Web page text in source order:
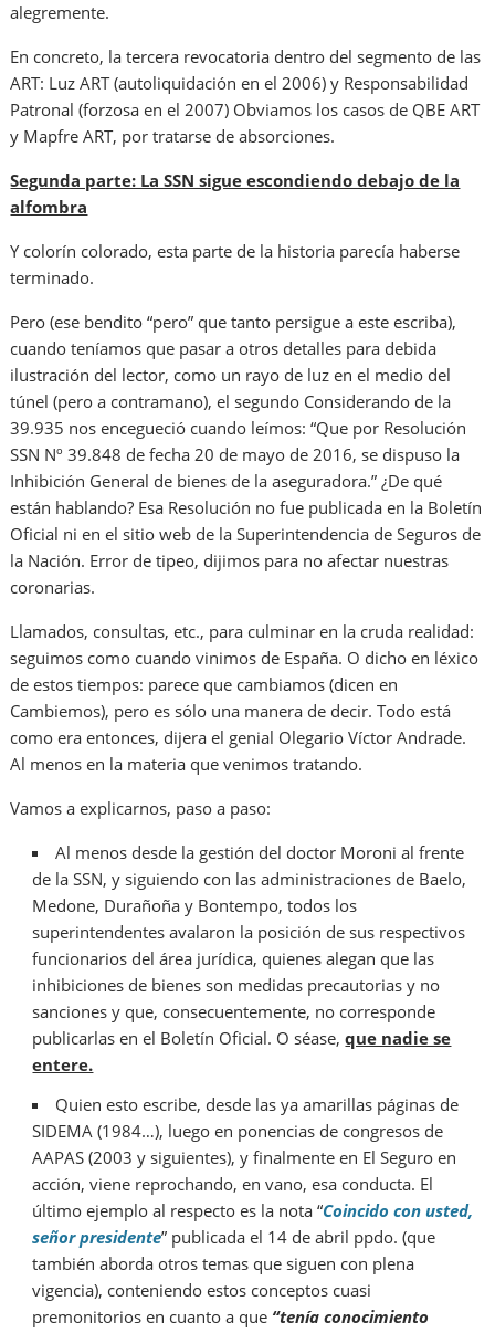
alegremente.
En concreto, la tercera revocatoria dentro del segmento de las
ART: Luz ART (autoliquidación en el 2006) y Responsabilidad
Patronal (forzosa en el 2007) Obviamos los casos de QBE ART
y Mapfre ART, por tratarse de absorciones.
Segunda parte: La SSN sigue escondiendo debajo de la
alfombra
Y colorín colorado, esta parte de la historia parecía haberse
terminado.
Pero (ese bendito “pero” que tanto persigue a este escriba),
cuando teníamos que pasar a otros detalles para debida
ilustración del lector, como un rayo de luz en el medio del
túnel (pero a contramano), el segundo Considerando de la
39.935 nos encegueció cuando leímos: “Que por Resolución
SSN Nº 39.848 de fecha 20 de mayo de 2016, se dispuso la
Inhibición General de bienes de la aseguradora.” ¿De qué
están hablando? Esa Resolución no fue publicada en la Boletín
Oficial ni en el sitio web de la Superintendencia de Seguros de
la Nación. Error de tipeo, dijimos para no afectar nuestras
coronarias.
Llamados, consultas, etc., para culminar en la cruda realidad:
seguimos como cuando vinimos de España. O dicho en léxico
de estos tiempos: parece que cambiamos (dicen en
Cambiemos), pero es sólo una manera de decir. Todo está
como era entonces, dijera el genial Olegario Víctor Andrade.
Al menos en la materia que venimos tratando.
Vamos a explicarnos, paso a paso:
Al menos desde la gestión del doctor Moroni al frente
de la SSN, y siguiendo con las administraciones de Baelo,
Medone, Durañoña y Bontempo, todos los
superintendentes avalaron la posición de sus respectivos
funcionarios del área jurídica, quienes alegan que las
inhibiciones de bienes son medidas precautorias y no
sanciones y que, consecuentemente, no corresponde
publicarlas en el Boletín Oficial. O séase,que nadie se
entere.
Quien esto escribe, desde las ya amarillas páginas de
SIDEMA (1984…), luego en ponencias de congresos de
AAPAS (2003 y siguientes), y finalmente en El Seguro en
acción, viene reprochando, en vano, esa conducta. El
último ejemplo al respecto es la nota “Coincido con usted,
señor presidente” publicada el 14 de abril ppdo. (que
también aborda otros temas que siguen con plena
vigencia), conteniendo estos conceptos cuasi
premonitorios en cuanto a que “tenía conocimiento